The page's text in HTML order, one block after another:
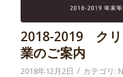
2018-2019 クリ
業のご案内
2018年12月2日 / カテゴリ: